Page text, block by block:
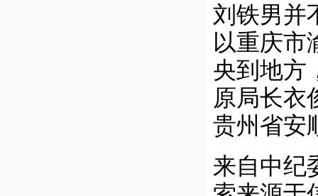
刘铁男并
以重庆市
央到地方
原局长衣
贵州省
来自中纪